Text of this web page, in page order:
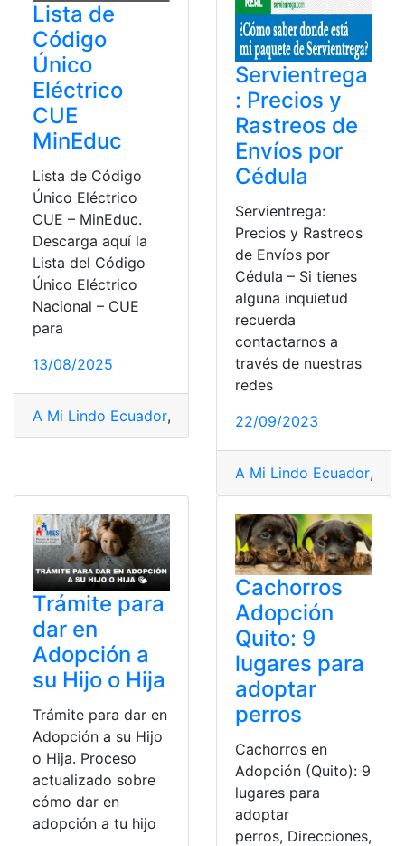
Lista de
Código
Único
Eléctrico
CUE
MinEduc
Lista de Código
Único Eléctrico
CUE – MinEduc.
Descarga aquí la
Lista del Código
Único Eléctrico
Nacional – CUE
para
13/08/2025
A Mi Lindo Ecuador, acciones en Ecuador,
Servientrega
: Precios y
Rastreos de
Envíos por
Cédula
Servientrega:
Precios y Rastreos
de Envíos por
Cédula – Si tienes
alguna inquietud
recuerda
contactarnos a
través de nuestras
redes
22/09/2023
A Mi Lindo Ecuador,
Trámite para
dar en
Adopción a
su Hijo o Hija
Trámite para dar en
Adopción a su Hijo
o Hija. Proceso
actualizado sobre
cómo dar en
adopción a tu hijo
Cachorros
Adopción
Quito: 9
lugares para
adoptar
perros
Cachorros en
Adopción (Quito): 9
lugares para
adoptar
perros, Direcciones,